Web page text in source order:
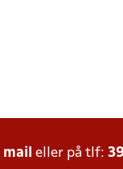
mail eller på tlf: